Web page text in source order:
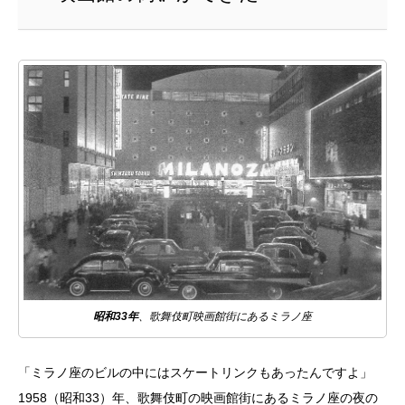
昭和33年、歌舞伎町映画館街にあるミラノ座
「ミラノ座のビルの中にはスケートリンクもあったんですよ」
1958（昭和33）年、歌舞伎町の映画館街にあるミラノ座の夜の